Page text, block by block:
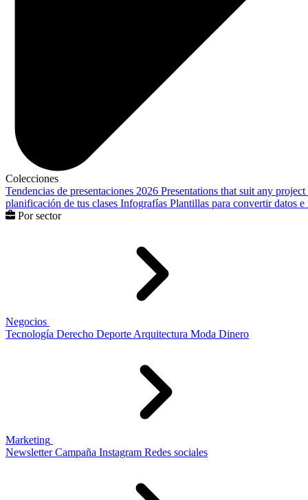
Colecciones
Tendencias de presentaciones 2026 Presentations that suit any project
planificación de tus clases Infografías Plantillas para convertir datos
Por sector
Negocios
Tecnología Derecho Deporte Arquitectura Moda Dinero
Marketing
Newsletter Campaña Instagram Redes sociales